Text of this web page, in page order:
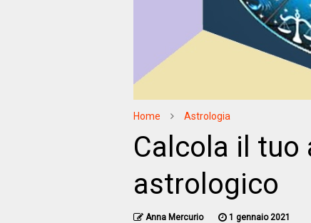
Home Astrologia
Calcola il tuo
astrologico
Anna Mercurio 1 gennaio 2021